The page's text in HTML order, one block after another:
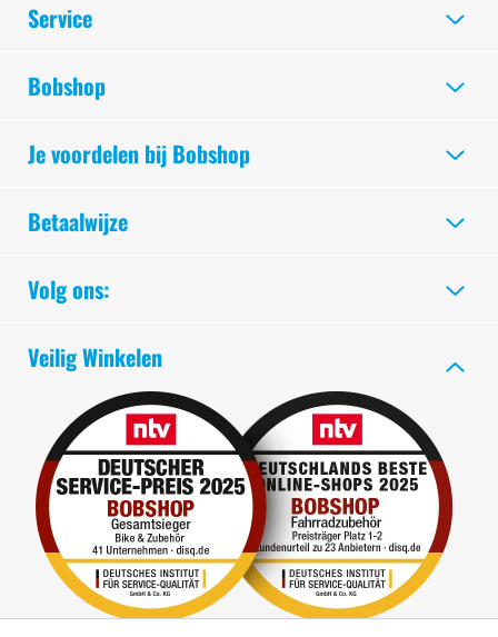
Service
Bobshop
Je voordelen bij Bobshop
Betaalwijze
Volg ons:
Veilig Winkelen